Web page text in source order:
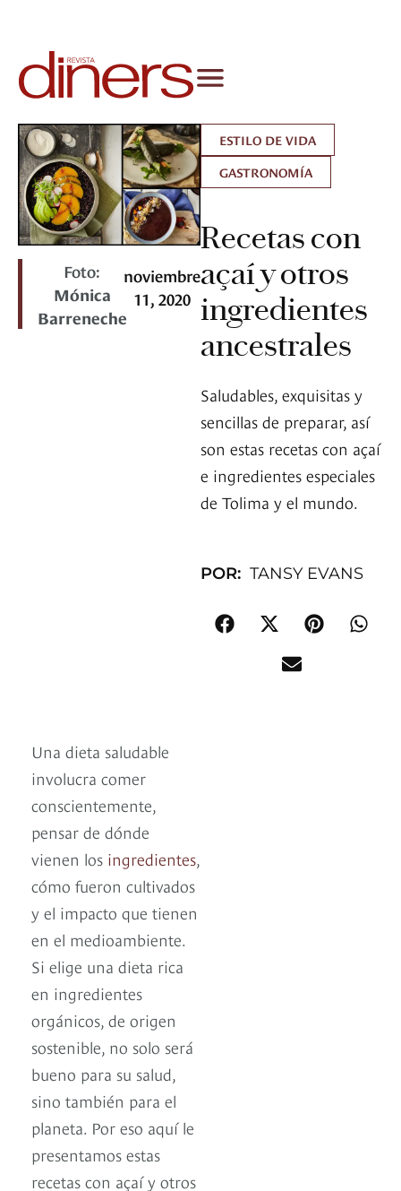
Foto:
Mónica
Barreneche
noviembre
11, 2020
ESTILO DE VIDA
GASTRONOMÍA
Recetas con
açaí y otros
ingredientes
ancestrales
Saludables, exquisitas y
sencillas de preparar, así
son estas recetas con açaí
e ingredientes especiales
de Tolima y el mundo.
POR: TANSY EVANS
Una dieta saludable
involucra comer
conscientemente,
pensar de dónde
vienen los ingredientes,
cómo fueron cultivados
y el impacto que tienen
en el medioambiente.
Si elige una dieta rica
en ingredientes
orgánicos, de origen
sostenible, no solo será
bueno para su salud,
sino también para el
planeta. Por eso aquí le
presentamos estas
recetas con açaí y otros